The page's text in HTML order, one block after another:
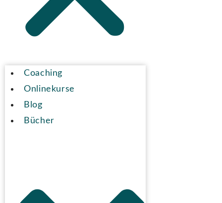
Coaching
Onlinekurse
Blog
Bücher